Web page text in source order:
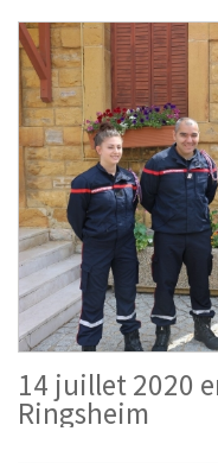
14 juillet 2020
Ringsheim